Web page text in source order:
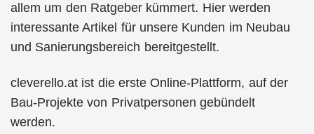
allem um den Ratgeber kümmert. Hier werden
interessante Artikel für unsere Kunden im Neubau
und Sanierungsbereich bereitgestellt.
cleverello.at ist die erste Online-Plattform, auf der
Bau-Projekte von Privatpersonen gebündelt
werden.